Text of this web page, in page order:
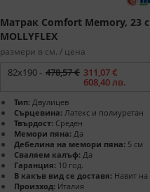
Матрак Comfort Memory, 23
MOLLYFLEX
размери в см. / цена
82x190 - 478,57 € 311,07 €
608,40 лв.
Тип: Двулицев
Сърцевина: Латекс и полиуретан
Твърдост: Среден
Мемори пяна: Да
Дебелина на мемори пяна: 5 см
Сваляем калъф: Да
Гаранция: 10 год.
В какъв вид се доставя: Навит на
Произход: Италия